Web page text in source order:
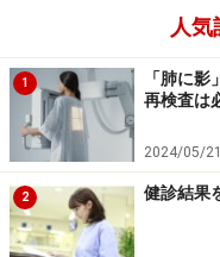
人気
1
「肺に
再検査は
2024/05/21
2 健診結果